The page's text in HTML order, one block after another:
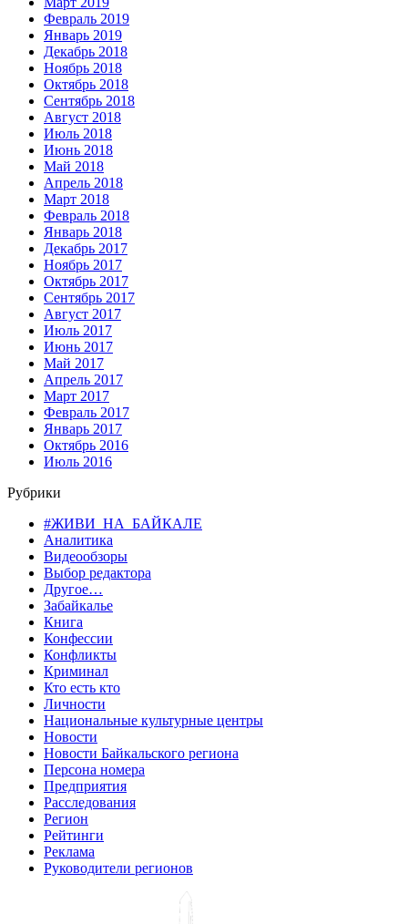
Февраль 2019
Январь 2019
Декабрь 2018
Ноябрь 2018
Октябрь 2018
Сентябрь 2018
Август 2018
Июль 2018
Июнь 2018
Май 2018
Апрель 2018
Март 2018
Февраль 2018
Январь 2018
Декабрь 2017
Ноябрь 2017
Октябрь 2017
Сентябрь 2017
Август 2017
Июль 2017
Июнь 2017
Май 2017
Апрель 2017
Март 2017
Февраль 2017
Январь 2017
Октябрь 2016
Июль 2016
Рубрики
#ЖИВИ_НА_БАЙКАЛЕ
Аналитика
Видеообзоры
Выбор редактора
Другое…
Забайкалье
Книга
Конфессии
Конфликты
Криминал
Кто есть кто
Личности
Национальные культурные центры
Новости
Новости Байкальского региона
Персона номера
Предприятия
Расследования
Регион
Рейтинги
Реклама
Руководители регионов